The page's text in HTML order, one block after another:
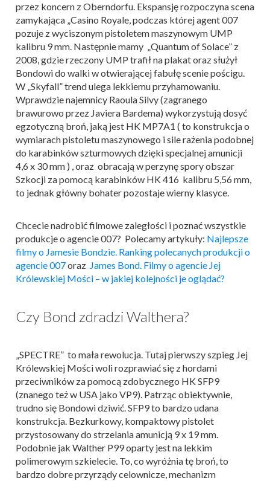
przez koncern z Oberndorfu. Ekspansję rozpoczyna scena
zamykająca „Casino Royale, podczas której agent 007
pozuje z wyciszonym pistoletem maszynowym UMP
kalibru 9 mm. Następnie mamy „Quantum of Solace” z
2008, gdzie rzeczony UMP trafił na plakat oraz służył
Bondowi do walki w otwierającej fabułę scenie pościgu.
W „Skyfall” trend ulega lekkiemu przyhamowaniu.
Wprawdzie najemnicy Raoula Silvy (zagranego
brawurowo przez Javiera Bardema) wykorzystują dosyć
egzotyczną broń, jaką jest HK MP7A1 ( to konstrukcja o
wymiarach pistoletu maszynowego i sile rażenia podobnej
do karabinków szturmowych dzięki specjalnej amunicji
4,6 x 30 mm ) , oraz obracają w perzynę spory obszar
Szkocji za pomocą karabinków HK 416 kalibru 5,56 mm,
to jednak główny bohater pozostaje wierny klasyce.
Chcecie nadrobić filmowe zaległości i poznać wszystkie
produkcje o agencie 007? Polecamy artykuły: Najlepsze
filmy o Jamesie Bondzie. Ranking polecanych produkcji o
agencie 007oraz James Bond. Filmy o agencie Jej
Królewskiej Mości – w jakiej kolejności je oglądać?
Czy Bond zdradzi Walthera?
„SPECTRE” to mała rewolucja. Tutaj pierwszy szpieg Jej
Królewskiej Mości woli rozprawiać się z hordami
przeciwników za pomocą zdobycznego HK SFP9
(znanego też w USA jako VP9). Patrząc obiektywnie,
trudno się Bondowi dziwić. SFP9 to bardzo udana
konstrukcja. Bezkurkowy, kompaktowy pistolet
przystosowany do strzelania amunicją 9 x 19 mm.
Podobnie jak Walther P99 oparty jest na lekkim
polimerowym szkielecie. To, co wyróżnia tę broń, to
bardzo dobre przyrządy celownicze, mechanizm